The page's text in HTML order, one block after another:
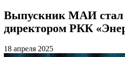
Выпускник МАИ стал
директором РКК
18 апреля 2025